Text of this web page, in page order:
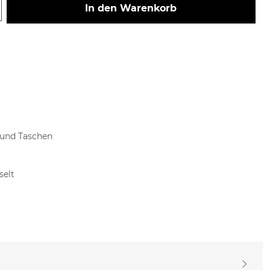
In den Warenkorb
Taschen